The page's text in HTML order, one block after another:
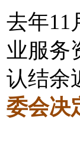
去年11
业服务
认结余
委会决